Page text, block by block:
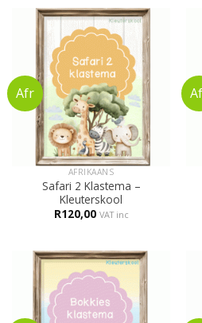
AFRIKAANS
Safari 2 Klastema –
Kleuterskool
R120,00 VAT inc